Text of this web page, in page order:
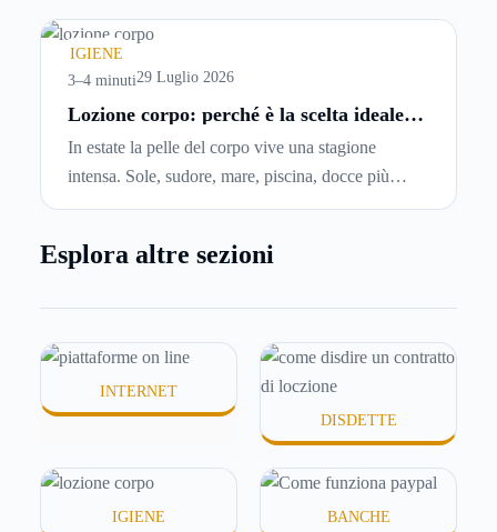
comincia a cercare un’altra abitazione: è legittimo
chiedersi se è possibile
locazioneprima che scada. In questa guida
capiremo come inviare la disdetta per un contratto
IGIENE
3–4 minuti29 Luglio 2026
Lozione corpo: perché è la scelta ideale
In estate la pelle del corpo vive una stagione
intensa. Sole, sudore, mare, piscina, docce più
frequenti e aria condizionata possono renderla
meno confortevole. Eppure, proprio nei mesi caldi,
o difficili da assorbire.
Esplora altre sezioni
INTERNET
DISDETTE
IGIENE BANCHE